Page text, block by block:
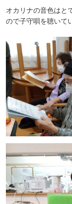
オカリナの音色はと
ので子守唄を聴いて